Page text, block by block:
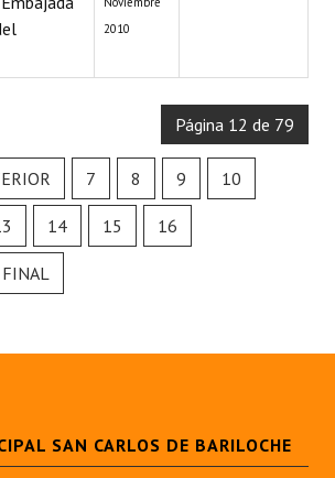
- Registro
2010
Página 12 de 79
7 8 9 10
14 15 16
FINAL
SAN CARLOS DE BARILOCHE